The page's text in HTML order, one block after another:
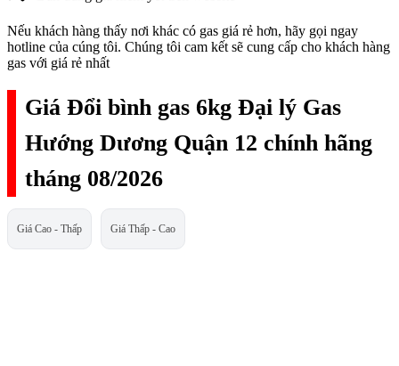
Nếu khách hàng thấy nơi khác có gas giá rẻ hơn, hãy gọi ngay
hotline của cúng tôi. Chúng tôi cam kết sẽ cung cấp cho khách hàng
gas với giá rẻ nhất
Giá Đổi bình gas 6kg Đại lý Gas
Hướng Dương Quận 12 chính hãng
tháng 08/2026
Giá Cao - Thấp Giá Thấp - Cao